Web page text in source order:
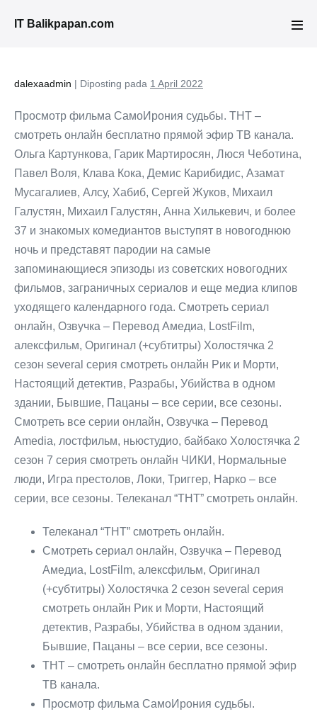
IT Balikpapan.com
dalexaadmin | Diposting pada 1 April 2022
Просмотр фильма СамоИрония судьбы. ТНТ –
смотреть онлайн бесплатно прямой эфир ТВ канала.
Ольга Картункова, Гарик Мартиросян, Люся Чеботина,
Павел Воля, Клава Кока, Демис Карибидис, Азамат
Мусагалиев, Алсу, Хабиб, Сергей Жуков, Михаил
Галустян, Михаил Галустян, Анна Хилькевич, и более
37 и знакомых комедиантов выступят в новогоднюю
ночь и представят пародии на самые
запоминающиеся эпизоды из советских новогодних
фильмов, заграничных сериалов и еще медиа клипов
уходящего календарного года. Cмотреть сериал
онлайн, Озвучка – Перевод Амедиа, LostFilm,
алексфильм, Оригинал (+субтитры) Холостячка 2
сезон several серия смотреть онлайн Рик и Морти,
Настоящий детектив, Разрабы, Убийства в одном
здании, Бывшие, Пацаны – все серии, все сезоны.
Cмотреть все серии онлайн, Озвучка – Перевод
Amedia, лостфильм, ньюстудио, байбако Холостячка 2
сезон 7 серия смотреть онлайн ЧИКИ, Нормальные
люди, Игра престолов, Локи, Триггер, Нарко – все
серии, все сезоны. Телеканал “ТНТ” смотреть онлайн.
Телеканал “ТНТ” смотреть онлайн.
Cмотреть сериал онлайн, Озвучка – Перевод
Амедиа, LostFilm, алексфильм, Оригинал
(+субтитры) Холостячка 2 сезон several серия
смотреть онлайн Рик и Морти, Настоящий
детектив, Разрабы, Убийства в одном здании,
Бывшие, Пацаны – все серии, все сезоны.
ТНТ – смотреть онлайн бесплатно прямой эфир
ТВ канала.
Просмотр фильма СамоИрония судьбы.